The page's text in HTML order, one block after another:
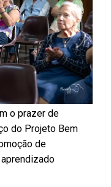
o prazer de
do Projeto Bem
de